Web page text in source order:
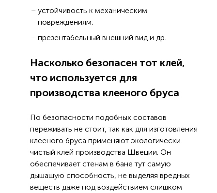
устойчивость к механическим
повреждениям;
презентабельный внешний вид и др.
Насколько безопасен тот клей,
что используется для
производства клееного бруса
По безопасности подобных составов
переживать не стоит, так как для изготовления
клееного бруса применяют экологически
чистый клей производства Швеции. Он
обеспечивает стенам в бане тут самую
дышащую способность, не выделяя вредных
веществ даже под воздействием слишком